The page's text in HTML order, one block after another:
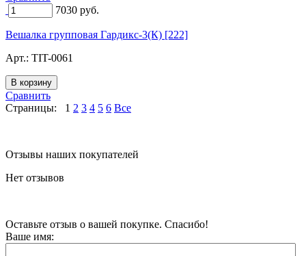
7030 руб.
Вешалка групповая Гардикс-3(К) [222]
Арт.: TIT-0061
Сравнить
Страницы: 1 2 3 4 5 6 Все
Отзывы наших покупателей
Нет отзывов
Оставьте отзыв о вашей покупке. Спасибо!
Ваше имя: